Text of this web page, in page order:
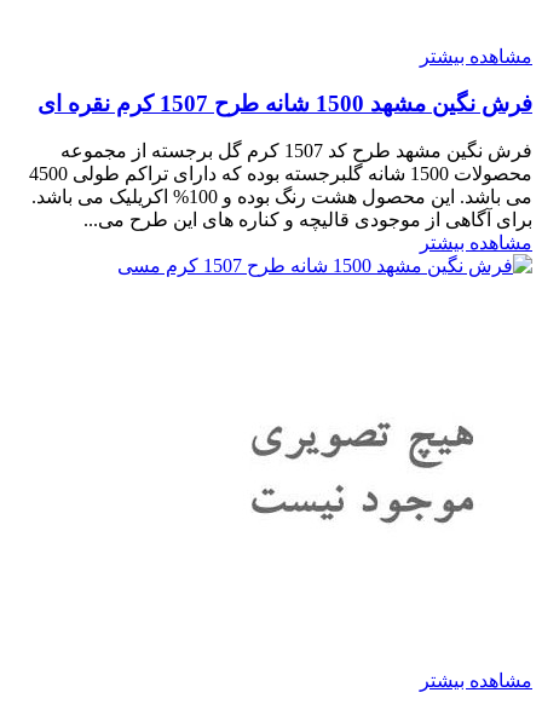
مشاهده بیشتر
فرش نگین مشهد 1500 شانه طرح 1507 کرم نقره ای
فرش نگین مشهد طرح کد 1507 کرم گل برجسته از مجموعه
محصولات 1500 شانه گلبرجسته بوده که دارای تراکم طولی 4500
می باشد. این محصول هشت رنگ بوده و 100% اکریلیک می باشد.
برای آگاهی از موجودی قالیچه و کناره های این طرح می...
مشاهده بیشتر
مشاهده بیشتر